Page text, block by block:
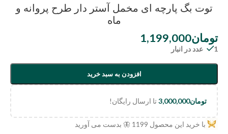
توت بگ پارچه ای مخمل آستر دار طرح پروانه و
ماه
تومان1,199,000
1 عدد در انبار
افزودن به سبد خرید
تومان3,000,000تا ارسال رایگان!
با خرید این محصول 1199 🦋 بدست می آورید